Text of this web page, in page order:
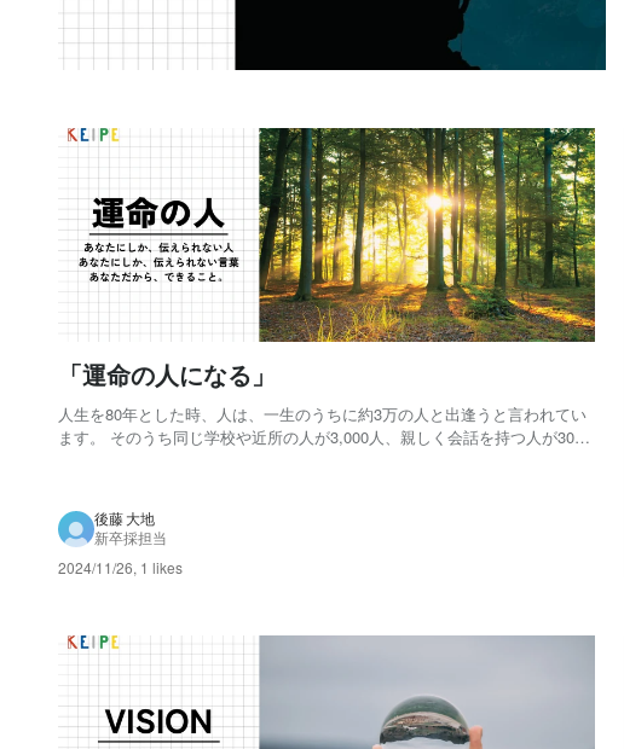
「運命の人になる」
人生を80年とした時、人は、一生のうちに約3万の人と出逢うと言われてい
ます。 そのうち同じ学校や近所の人が3,000人、親しく会話を持つ人が300
られます。 そんな世の中です...
後藤 大地
新卒採担当
2024/11/26, 1 likes